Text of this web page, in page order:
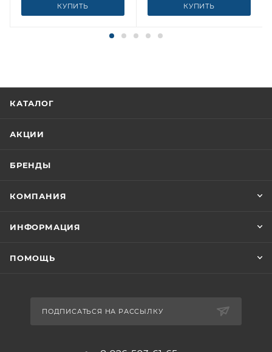
КУПИТЬ КУПИТЬ
КАТАЛОГ
АКЦИИ
БРЕНДЫ
КОМПАНИЯ
ИНФОРМАЦИЯ
ПОМОЩЬ
ПОДПИСАТЬСЯ НА РАССЫЛКУ